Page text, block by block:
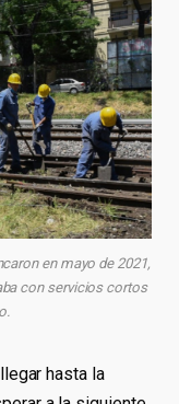
en mayo de 2021,
con servicios cortos
hasta la